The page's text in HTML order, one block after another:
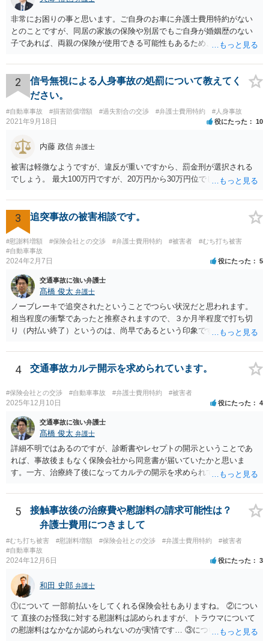
非常にお困りの事と思います。ご自身のお車に弁護士費用特約がない
とのことですが、同居の家族の保険や別居でもご自身が婚姻歴のない
子であれば、両親の保険が使用できる可能性もあるため、まだ確認し
特約がない場合の対応についてですが、まずは民事調停という手続き
を利用することも手かと思います。訴訟の手続きよりも話し合いを重
視したものであり、書類を作る作業も頻繁には要求されないため、ご
質問者様の状況を踏まえるとおすすめできる手続きかと考えます。具
体的な利用方法に関しては、管轄の裁判所に問い合わせいただければ
教えてもらえると思います（https://www.courts.go.jp/fukuoka/saiban/
madoguti_kani/index.html）。 以上、ご参考いただけますと幸いです。
2
信号無視による人身事故の処罰について教えてく
ださい。
#自動車事故 #損害賠償増額 #過失割合の交渉 #弁護士費用特約 #人身事故
2021年9月18日 役にたった 10
内藤 政信 弁護士
被害は軽微なようですが、違反が重いですから、罰金刑が選択される
でしょう。 最大100万円ですが、20万円から30万円位でしょうか。
3 追突事故の被害相談です。
#慰謝料増額 #保険会社との交渉 #弁護士費用特約 #被害者
#むち打ち被害
#自動車事故
2024年2月7日 役にたった 5
交通事故に強い弁護士
髙橋 俊太 弁護士
ノーブレーキで追突されたということでつらい状況だと思われます。
相当程度の衝撃であったと推察されますので、３か月半程度で打ち切
り（内払い終了）というのは、尚早であるという印象です。とはい
能性は必ずしも高くありません。 傷害の内容や程度によっては後遺障
害等級申請を検討した方がよいかもしれませんが、いずれにしまして
どして今後の方針について検討なさった方がよいと思います。
4 交通事故カルテ開示を求められています。
#保険会社との交渉 #自動車事故 #弁護士費用特約 #被害者
2025年12月10日 役にたった 4
交通事故に強い弁護士
髙橋 俊太 弁護士
詳細不明ではあるのですが、診断書やレセプトの開示ということであ
れば、事故後まもなく保険会社から同意書が届いていたかと思いま
す。一方、治療終了後になってカルテの開示を求められているという
険会社が判断した可能性があります。被害者の同意があるようであれ
ば、開示するという対応で問題はないでしょう。
5
接触事故後の治療費や慰謝料の請求可能性は？
弁護士費用につきまして
#むち打ち被害 #慰謝料増額 #保険会社との交渉 #弁護士費用特約
#被害者
#自動車事故
2024年12月6日 役にたった 3
和田 史郎 弁護士
①について 一部前払いをしてくれる保険会社もありますね。 ②につい
て 直接のお怪我に対する慰謝料は認められますが、トラウマについて
の慰謝料はなかなか認められないのが実情です… ③について いわゆる